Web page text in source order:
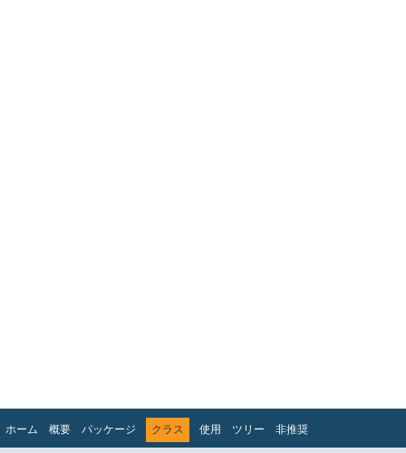
ホーム 概要 パッケージ クラス 使用 ツリー
非推奨